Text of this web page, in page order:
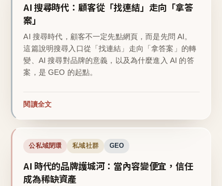
AI 搜尋時代：顧客從「找連結」走向「拿答
案」
AI 搜尋時代，顧客不一定先點網頁，而是先問 AI。
這篇說明搜尋入口從「找連結」走向「拿答案」的轉
變、AI 搜尋對品牌的意義，以及為什麼進入 AI 的答
案，是 GEO 的起點。
閱讀全文
公私域閉環 私域社群 GEO
AI 時代的品牌護城河：當內容變便宜，信任
成為稀缺資產